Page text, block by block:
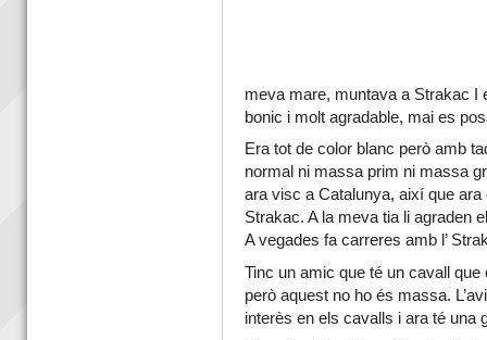
meva mare, muntava a Strakac I
bonic i molt agradable, mai es
Era tot de color blanc però amb
normal ni massa prim ni massa
aravisc a Catalunya, aixíque ara
Strakac. A la meva tiali agraden
A vegades fa carreres amb l’
Tinc un amic queté un cavall
que
però aquest no ho és massa.
interès en els cavalls i ara té una